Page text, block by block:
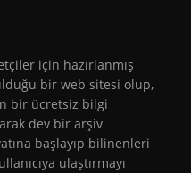
için hazırlanmış
bir web sitesi olup,
bir ücretsiz bilgi
dev bir arşiv
başlayıp bilinenleri
ulaştırmayı